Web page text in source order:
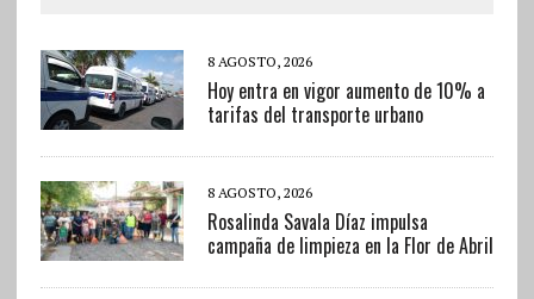
8 AGOSTO, 2026
Hoy entra en vigor aumento de 10% a
tarifas del transporte urbano
8 AGOSTO, 2026
Rosalinda Savala Díaz impulsa
campaña de limpieza en la Flor de Abril